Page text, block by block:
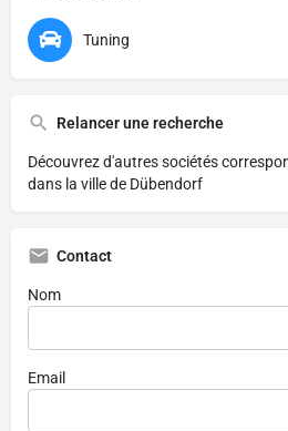
Tuning
Relancer une recherche
Découvrez d'autres sociétés
dans la ville de Dübendorf
Contact
Nom
Email